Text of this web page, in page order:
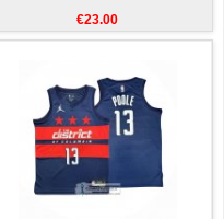
€23.00